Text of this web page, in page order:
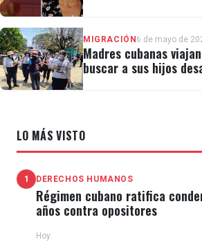
MIGRACIÓN 6 de mayo de
Madres cubanas
buscar a sus hijos
LO MÁS VISTO
1 DERECHOS HUMANOS
Régimen cubano ratifica
años contra opositores
Hoy